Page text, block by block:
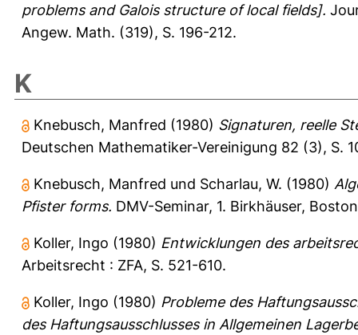
problems and Galois structure of local fields].
Angew. Math. (319), S. 196-212.
K
Knebusch, Manfred (1980) Signaturen, reelle
Deutschen Mathematiker-Vereinigung 82 (3), S.
Knebusch, Manfred und Scharlau, W. (1980)
Pfister forms. DMV-Seminar, 1. Birkhäuser,
Koller, Ingo (1980) Entwicklungen des
Arbeitsrecht : ZFA, S. 521-610.
Koller, Ingo (1980) Probleme des
des Haftungsausschlusses in Allgemeinen